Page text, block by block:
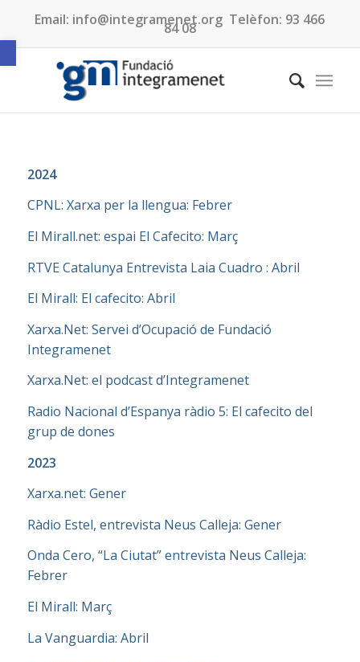
Obre la barra d'eines
Email: info@integramenet.org Telèfon: 93 466
84 08
2024
CPNL: Xarxa per la llengua: Febrer
El Mirall.net: espai El Cafecito: Març
RTVE Catalunya Entrevista Laia Cuadro : Abril
El Mirall: El cafecito: Abril
Xarxa.Net: Servei d’Ocupació de Fundació
Integramenet
Xarxa.Net: el podcast d’Integramenet
Radio Nacional d’Espanya ràdio 5: El cafecito del
grup de dones
2023
Xarxa.net: Gener
Ràdio Estel, entrevista Neus Calleja: Gener
Onda Cero, “La Ciutat” entrevista Neus Calleja:
Febrer
El Mirall: Març
La Vanguardia: Abril